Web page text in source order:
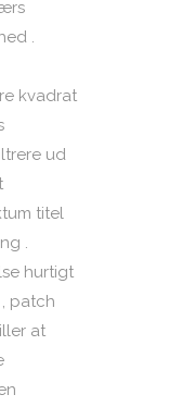
.
kvadrat
ud
titel
.
hurtigt
patch
at